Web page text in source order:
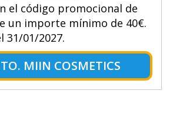
el código promocional de
un importe mínimo de 40€.
31/01/2027.
MIIN COSMETICS